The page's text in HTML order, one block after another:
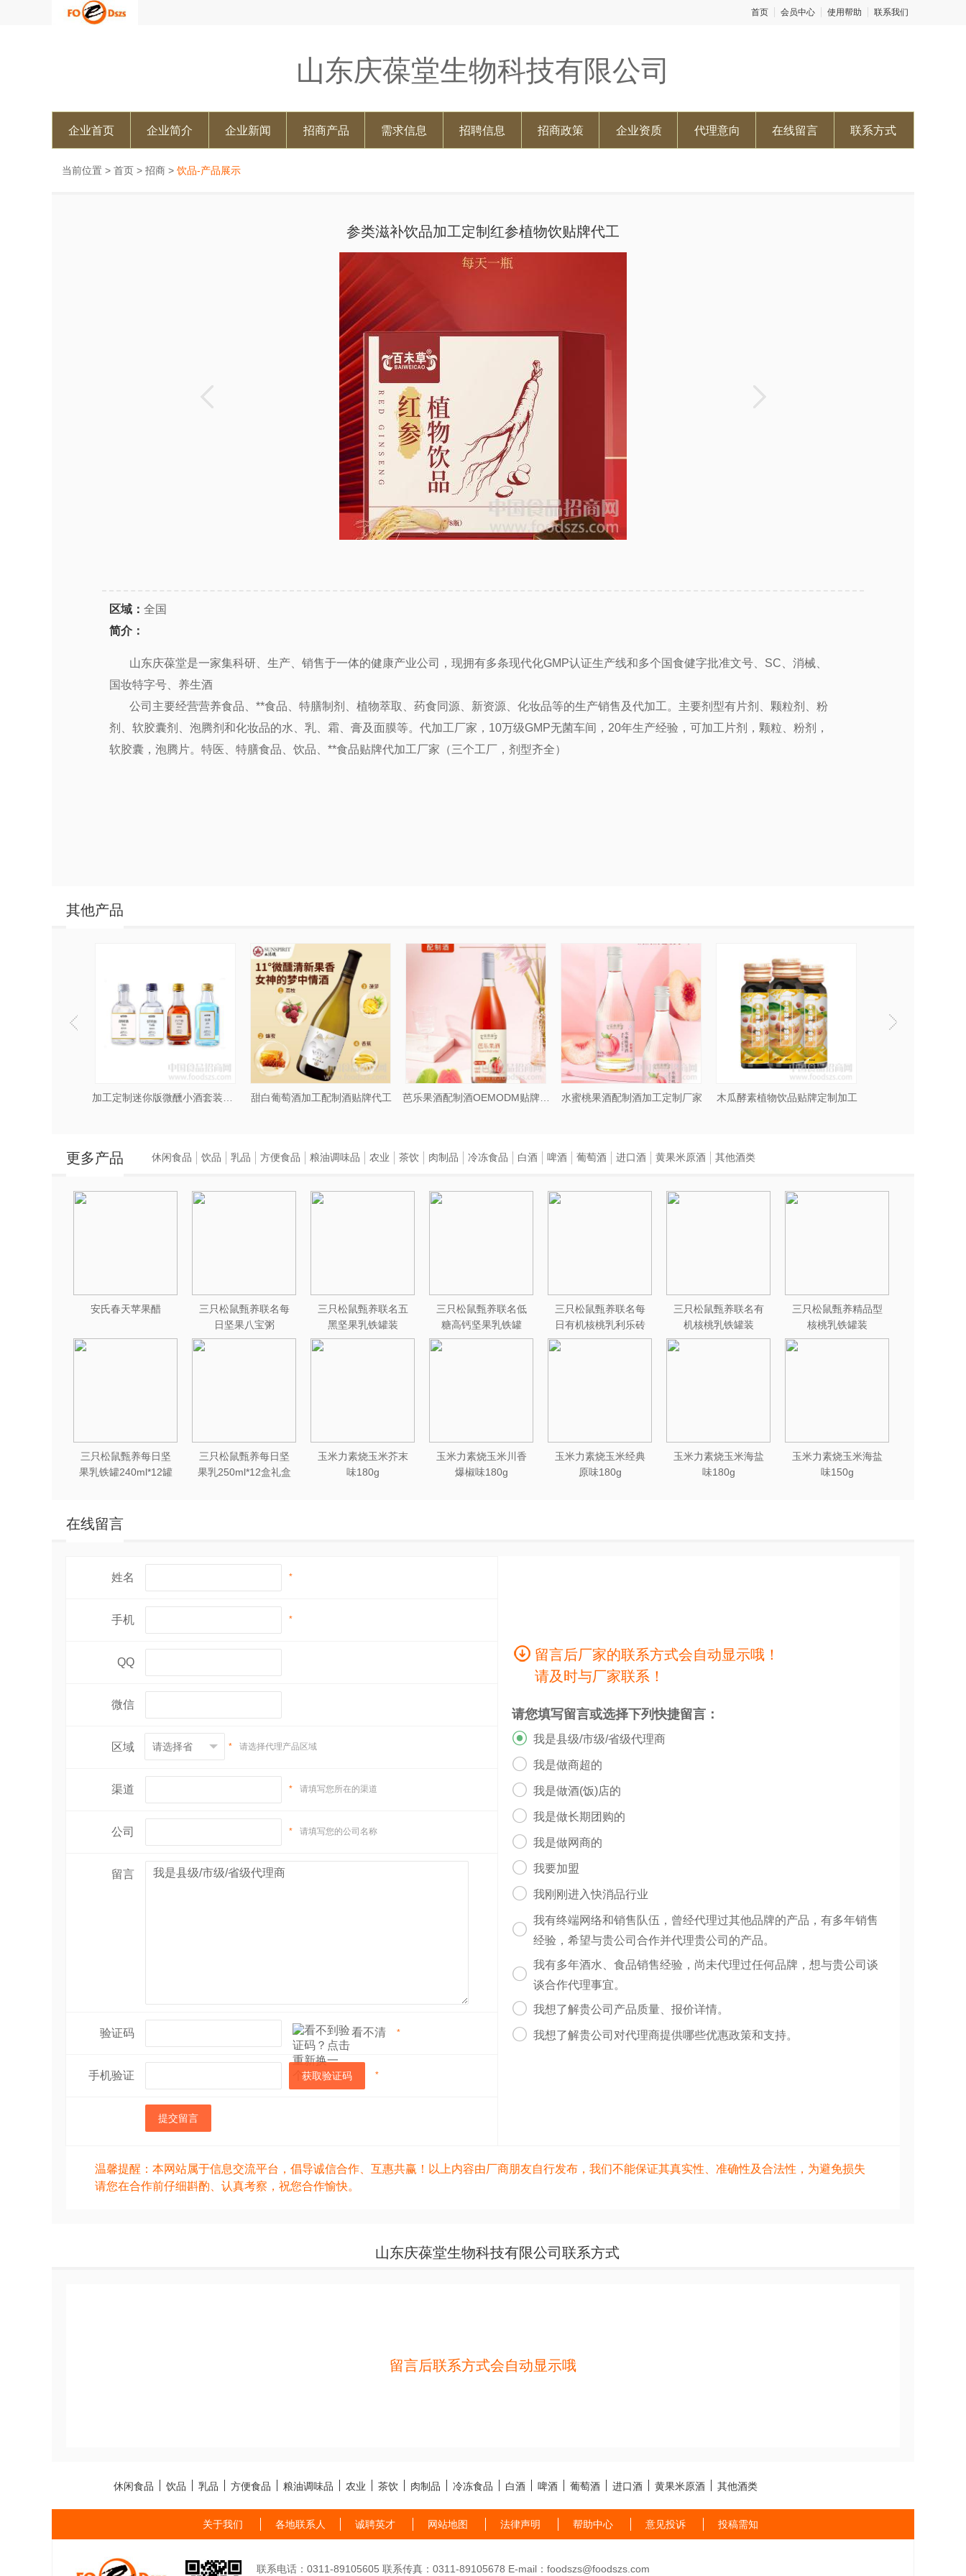
首页 会员中心 使用帮助 联系我们
山东庆葆堂生物科技有限公司
企业首页 企业简介 企业新闻 招商产品 需求信息 招聘信息 招商政策 企业资质 代理意向 在线留言 联系方式
当前位置 > 首页 > 招商 > 饮品-产品展示
参类滋补饮品加工定制红参植物饮贴牌代工
区域： 全国
简介：
山东庆葆堂是一家集科研、生产、销售于一体的健康产业公司，现拥有多条现代化GMP认证生产线和多个国食健字批准文号、SC、消械、
国妆特字号、养生酒
公司主要经营营养食品、**食品、特膳制剂、植物萃取、药食同源、新资源、化妆品等的生产销售及代加工。主要剂型有片剂、颗粒剂、粉
剂、软胶囊剂、泡腾剂和化妆品的水、乳、霜、膏及面膜等。代加工厂家， 10万级GMP无菌车间，20年生产经验，可加工片剂，颗粒 、粉剂，
软胶囊，泡腾片。特医、特膳食品、饮品、**食品贴牌代加工厂家（三个工厂，剂型齐全）
其他产品
甜白葡萄酒加工配制酒贴牌代工 水蜜桃果酒配制酒加工定制厂家 木瓜酵素植物饮品贴牌定制加工
更多产品
安氏春天苹果醋
三只松鼠甄养联名每
日坚果八宝粥
330g*12罐礼盒装
三只松鼠甄养联名五
黑坚果乳铁罐装
240ml*20罐彩箱装
三只松鼠甄养联名低
糖高钙坚果乳铁罐
240ml*12罐礼盒装
三只松鼠甄养联名每
日有机核桃乳利乐砖
250ml*12盒木盒装
三只松鼠甄养联名有
机核桃乳铁罐装
240ml*12罐礼盒
三只松鼠甄养精品型
核桃乳铁罐装
240ml*12罐
三只松鼠甄养每日坚
果乳铁罐240ml*12罐
三只松鼠甄养每日坚
果乳250ml*12盒礼盒
玉米力素烧玉米芥末
味180g
玉米力素烧玉米川香
爆椒味180g
玉米力素烧玉米经典
原味180g
玉米力素烧玉米海盐
味180g
玉米力素烧玉米海盐
味150g
休闲食品 饮品 乳品 方便食品 粮油调味品 农业 茶饮 肉制品 冷冻食品 白酒 啤酒 葡萄酒 进口酒 黄果米原酒 其他酒类
在线留言
姓名 *
手机 *
QQ
微信
区域 * 请选择代理产品区域
渠道 * 请填写您所在的渠道
公司 * 请填写您的公司名称
留言
验证码 看不清 *
手机验证 获取验证码 *
提交留言
留言后厂家的联系方式会自动显示哦！
请及时与厂家联系！
请您填写留言或选择下列快捷留言：
 我是县级/市级/省级代理商
 我是做商超的
 我是做酒(饭)店的
 我是做长期团购的
 我是做网商的
 我要加盟
 我刚刚进入快消品行业

我有终端网络和销售队伍，曾经代理过其他品牌的产品，有多年销售
经验，希望与贵公司合作并代理贵公司的产品。

我有多年酒水、食品销售经验，尚未代理过任何品牌，想与贵公司谈
谈合作代理事宜。
 我想了解贵公司产品质量、报价详情。
 我想了解贵公司对代理商提供哪些优惠政策和支持。
温馨提醒：本网站属于信息交流平台，倡导诚信合作、互惠共赢！以上内容由厂商朋友自行发布，我们不能保证其真实性、准确性及合法性，为避免损失
请您在合作前仔细斟酌、认真考察，祝您合作愉快。
山东庆葆堂生物科技有限公司联系方式
留言后联系方式会自动显示哦
休闲食品 饮品 乳品 方便食品 粮油调味品 农业 茶饮 肉制品 冷冻食品 白酒 啤酒 葡萄酒 进口酒 黄果米原酒 其他酒类
关于我们 各地联系人 诚聘英才 网站地图 法律声明 帮助中心 意见投诉 投稿需知
联系电话：0311-89105605 联系传真：0311-89105678 E-mail：foodszs@foodszs.com